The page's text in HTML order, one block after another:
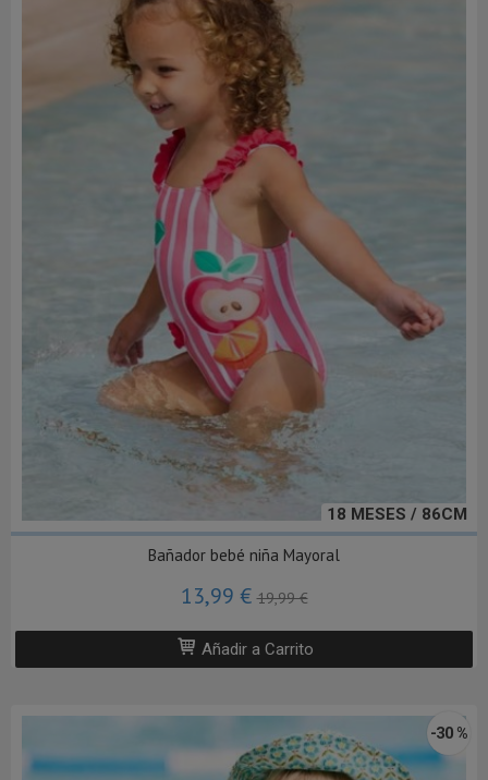
18 MESES / 86CM
Bañador bebé niña Mayoral
13,99 €19,99 €
Añadir a Carrito
-30 %